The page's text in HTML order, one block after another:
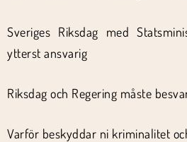
Sveriges Riksdag med
ytterst ansvarig
Riksdag och Regering måste
Varför beskyddar ni kriminalitet